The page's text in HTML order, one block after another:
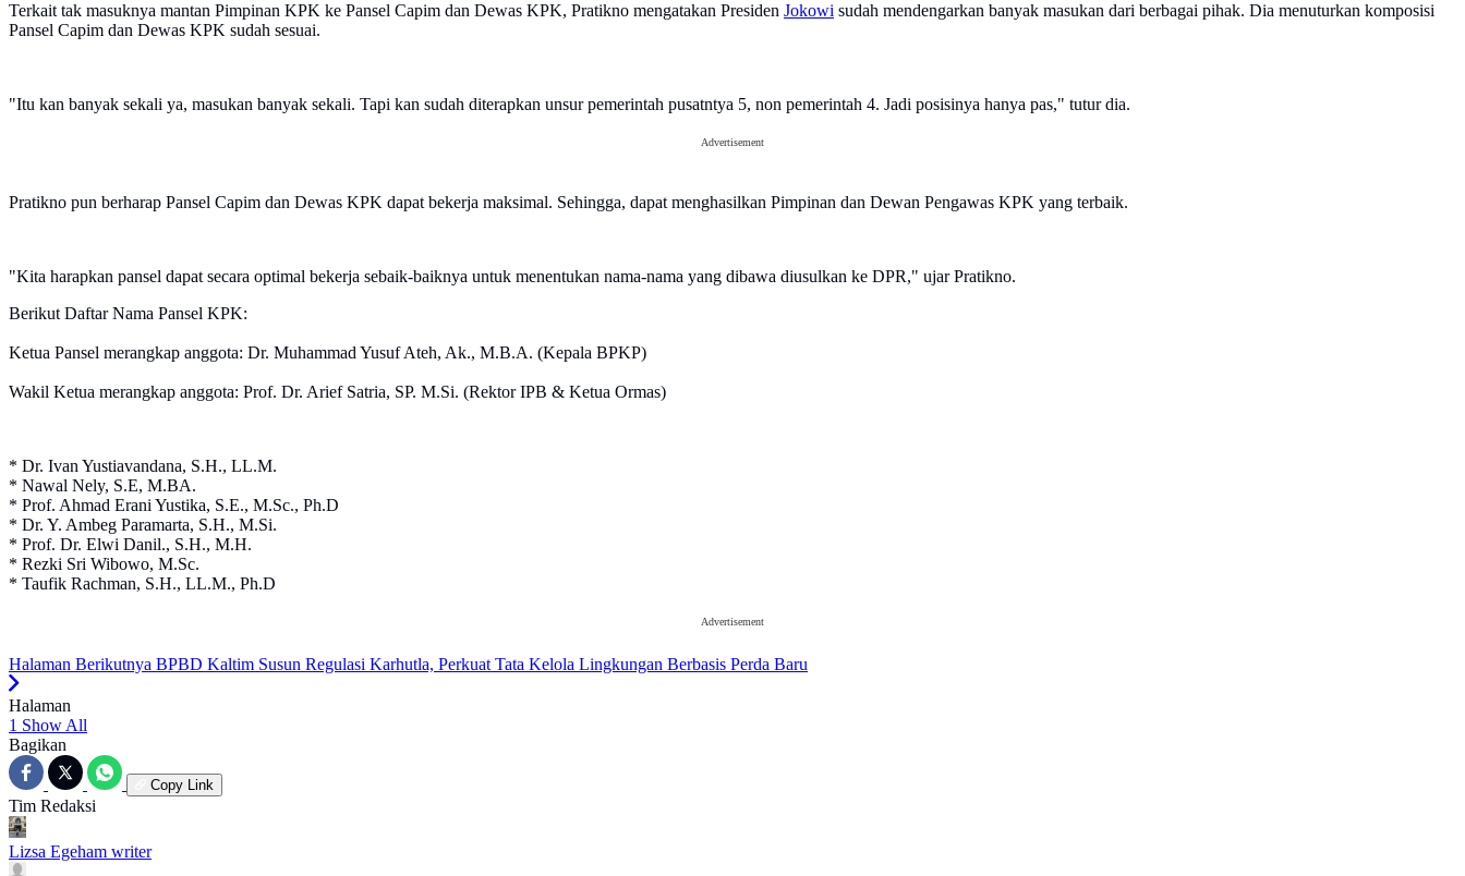
Terkait tak masuknya mantan Pimpinan KPK ke Pansel Capim dan Dewas KPK, Pratikno mengatakan Presiden Jokowi sudah mendengarkan banyak masukan dari berbagai pihak. Dia menuturkan komposisi
Pansel Capim dan Dewas KPK sudah sesuai.
"Itu kan banyak sekali ya, masukan banyak sekali. Tapi kan sudah diterapkan unsur pemerintah pusatntya 5, non pemerintah 4. Jadi posisinya hanya pas," tutur dia.
Advertisement
Pratikno pun berharap Pansel Capim dan Dewas KPK dapat bekerja maksimal. Sehingga, dapat menghasilkan Pimpinan dan Dewan Pengawas KPK yang terbaik.
"Kita harapkan pansel dapat secara optimal bekerja sebaik-baiknya untuk menentukan nama-nama yang dibawa diusulkan ke DPR," ujar Pratikno.
Berikut Daftar Nama Pansel KPK:
⁠Ketua Pansel merangkap anggota: Dr. Muhammad Yusuf Ateh, Ak., M.B.A. (Kepala BPKP)
Wakil Ketua merangkap anggota: Prof. Dr. Arief Satria, SP. M.Si. (Rektor IPB & Ketua Ormas)
* Dr. Ivan Yustiavandana, S.H., LL.M.
* Nawal Nely, S.E, M.BA.
* Prof. Ahmad Erani Yustika, S.E., M.Sc., Ph.D
* Dr. Y. Ambeg Paramarta, S.H., M.Si.
* Prof. Dr. Elwi Danil., S.H., M.H.
* Rezki Sri Wibowo, M.Sc.
* Taufik Rachman, S.H., LL.M., Ph.D
Advertisement
Halaman Berikutnya BPBD Kaltim Susun Regulasi Karhutla, Perkuat Tata Kelola Lingkungan Berbasis Perda Baru
Halaman
1 Show All
Bagikan
Copy Link
Tim Redaksi
Lizsa Egeham writer